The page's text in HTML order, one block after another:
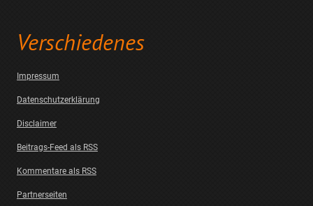
Verschiedenes
Impressum
Datenschutzerklärung
Disclaimer
Beitrags-Feed als RSS
Kommentare als RSS
Partnerseiten